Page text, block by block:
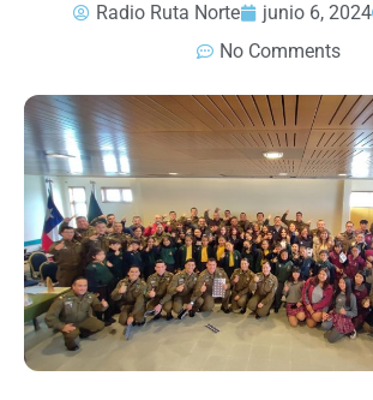
Radio Ruta Norte junio 6, 2024
No Comments